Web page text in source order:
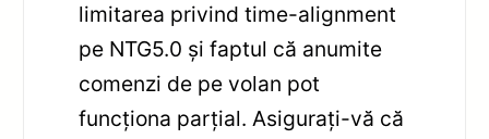
limitarea privind time-alignment
pe NTG5.0 și faptul că anumite
comenzi de pe volan pot
funcționa parțial. Asigurați-vă că